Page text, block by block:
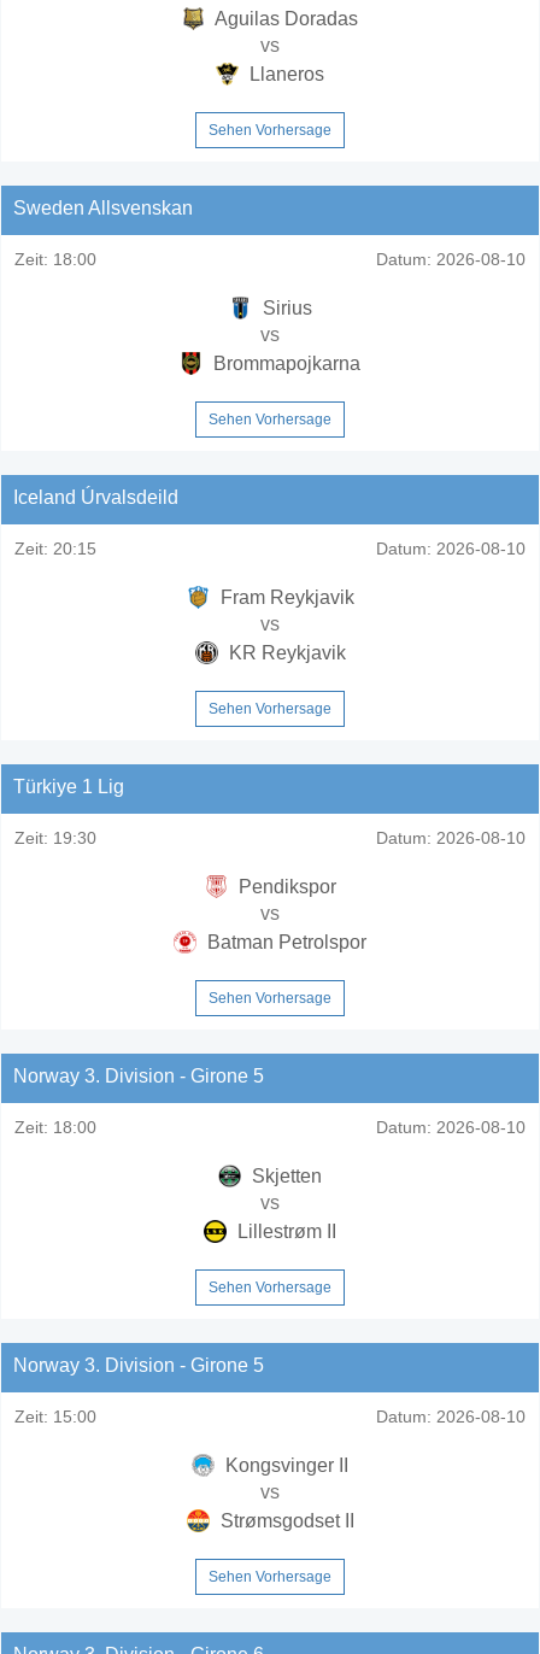
Aguilas Doradas
vs
Llaneros
Sehen Vorhersage
Sweden Allsvenskan
Zeit: 18:00 Datum: 2026-08-10
Sirius
vs
Brommapojkarna
Sehen Vorhersage
Iceland Úrvalsdeild
Zeit: 20:15 Datum: 2026-08-10
Fram Reykjavik
vs
KR Reykjavik
Sehen Vorhersage
Türkiye 1 Lig
Zeit: 19:30 Datum: 2026-08-10
Pendikspor
vs
Batman Petrolspor
Sehen Vorhersage
Norway 3. Division - Girone 5
Zeit: 18:00 Datum: 2026-08-10
Skjetten
vs
Lillestrøm II
Sehen Vorhersage
Norway 3. Division - Girone 5
Zeit: 15:00 Datum: 2026-08-10
Kongsvinger II
vs
Strømsgodset II
Sehen Vorhersage